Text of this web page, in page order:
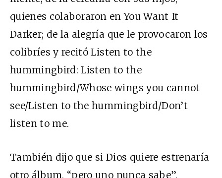
quienes colaboraron en You Want It
Darker; de la alegría que le provocaron los
colibríes y recitó Listen to the
hummingbird: Listen to the
hummingbird/Whose wings you cannot
see/Listen to the hummingbird/Don’t
listen to me.
También dijo que si Dios quiere estrenaría
otro álbum, “pero uno nunca sabe”.